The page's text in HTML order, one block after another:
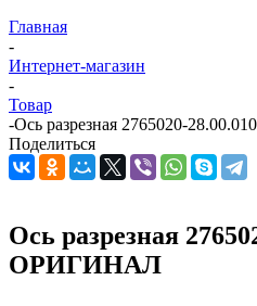
Главная
-
Интернет-магазин
-
Товар
-Ось разрезная 2765020-
Поделиться
Ось разрезная
ОРИГИНАЛ